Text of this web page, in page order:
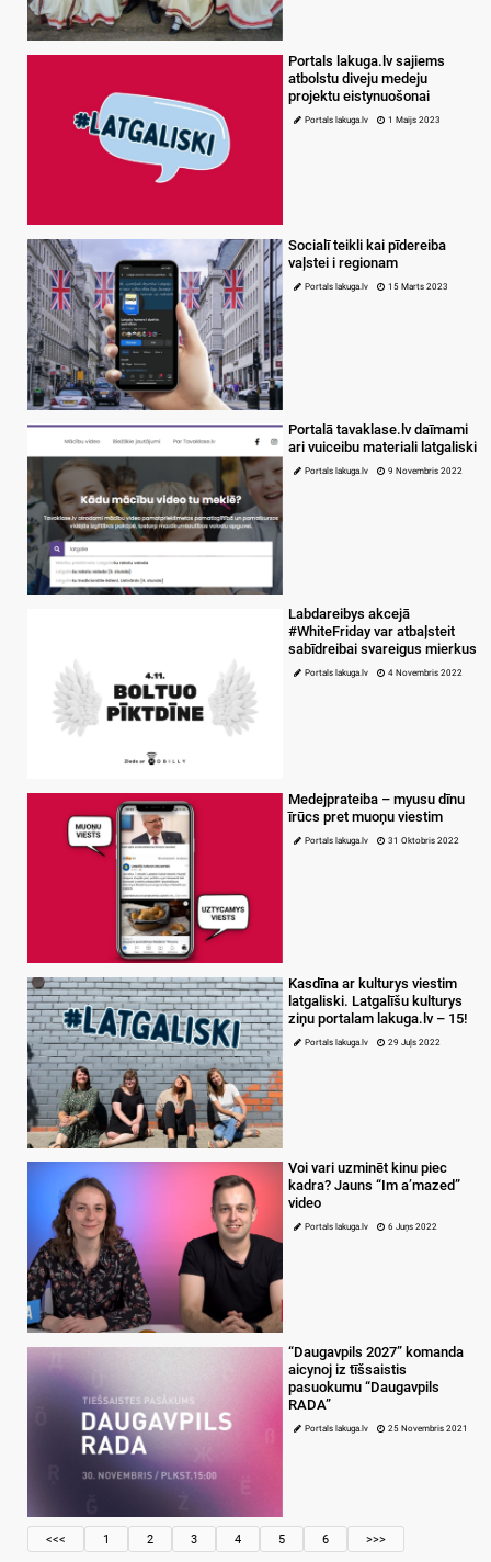
Portals lakuga.lv sajiems
atbolstu diveju medeju
projektu eistynuošonai
Portals lakuga.lv 1 Maijs 2023
Socialī teikli kai pīdereiba
vaļstei i regionam
Portals lakuga.lv 15 Marts 2023
Portalā tavaklase.lv daīmami
ari vuiceibu materiali latgaliski
Portals lakuga.lv 9 Novembris 2022
Labdareibys akcejā
#WhiteFriday var atbaļsteit
sabīdreibai svareigus mierkus
Portals lakuga.lv 4 Novembris 2022
Medejprateiba – myusu dīnu
īrūcs pret muoņu viestim
Portals lakuga.lv 31 Oktobris 2022
Kasdīna ar kulturys viestim
latgaliski. Latgalīšu kulturys
ziņu portalam lakuga.lv – 15!
Portals lakuga.lv 29 Juļs 2022
Voi vari uzminēt kinu piec
kadra? Jauns “Im a’mazed”
video
Portals lakuga.lv 6 Juņs 2022
“Daugavpils 2027” komanda
aicynoj iz tīšsaistis
pasuokumu “Daugavpils
RADA”
Portals lakuga.lv 25 Novembris 2021
<<< 1 2 3 4 5 6 >>>